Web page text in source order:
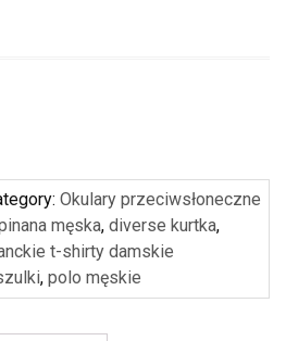
Okulary przeciwsłoneczne
męska, diverse kurtka,
t-shirty damskie
, polo męskie